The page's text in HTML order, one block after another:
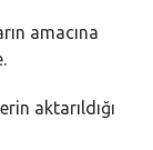
amacına
aktarıldığı